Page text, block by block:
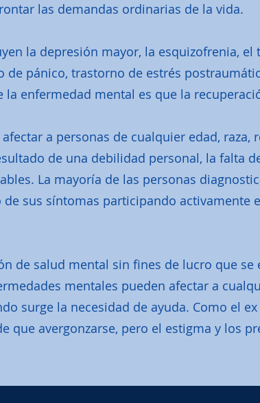
las demandas ordinarias de la vida.
la depresión mayor, la esquizofrenia,
de pánico, trastorno de estrés
enfermedad mental es que la
a personas de cualquier edad, raza,
de una debilidad personal, la falta
La mayoría de las personas
sus síntomas participando activamente
de salud mental sin fines de lucro que
mentales pueden afectar a
surge la necesidad de ayuda. Como el
que avergonzarse, pero el estigma y los